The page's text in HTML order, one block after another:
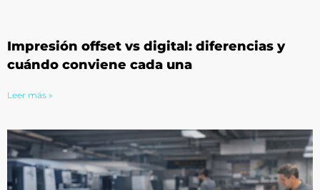
Impresión offset vs digital: diferencias y
cuándo conviene cada una
Leer más »